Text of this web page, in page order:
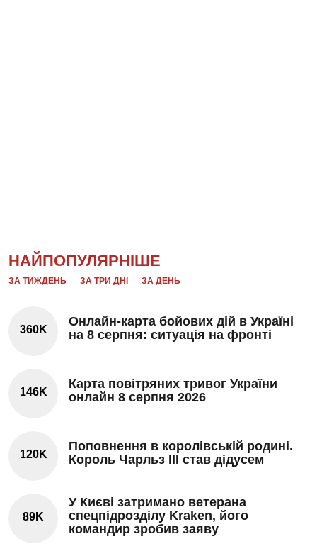
НАЙПОПУЛЯРНІШЕ
ЗА ТИЖДЕНЬ ЗА ТРИ ДНІ ЗА ДЕНЬ
360K
Онлайн-карта бойових дій в Україні
на 8 серпня: ситуація на фронті
146K
Карта повітряних тривог України
онлайн 8 серпня 2026
120K
Поповнення в королівській родині.
Король Чарльз III став дідусем
89K
У Києві затримано ветерана
спецпідрозділу Kraken, його
командир зробив заяву